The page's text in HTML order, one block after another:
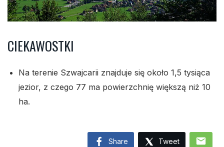
CIEKAWOSTKI
Na terenie Szwajcarii znajduje się około 1,5 tysiąca
jezior, z czego 77 ma powierzchnię większą niż 10
ha.
Share Tweet mail